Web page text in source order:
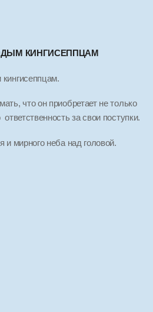
КИНГИСЕППЦАМ
что он приобретает не только
за свои поступки.
и мирного неба над головой.